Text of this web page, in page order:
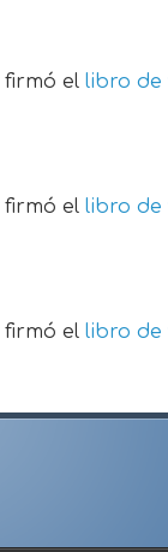
firmó el libro de
firmó el libro de
firmó el libro de